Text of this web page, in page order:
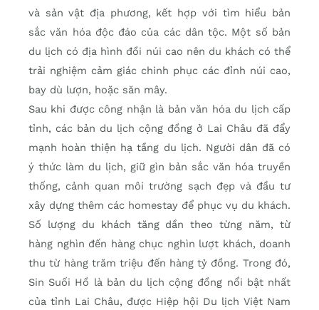
và sản vật địa phương, kết hợp với tìm hiểu bản
sắc văn hóa độc đáo của các dân tộc. Một số bản
du lịch có địa hình đồi núi cao nên du khách có thể
trải nghiệm cảm giác chinh phục các đỉnh núi cao,
bay dù lượn, hoặc săn mây.
Sau khi được công nhận là bản văn hóa du lịch cấp
tỉnh, các bản du lịch cộng đồng ở Lai Châu đã đẩy
mạnh hoàn thiện hạ tầng du lịch. Người dân đã có
ý thức làm du lịch, giữ gìn bản sắc văn hóa truyền
thống, cảnh quan môi trường sạch đẹp và đầu tư
xây dựng thêm các homestay để phục vụ du khách.
Số lượng du khách tăng dần theo từng năm, từ
hàng nghìn đến hàng chục nghìn lượt khách, doanh
thu từ hàng trăm triệu đến hàng tỷ đồng. Trong đó,
Sin Suối Hồ là bản du lịch cộng đồng nổi bật nhất
của tỉnh Lai Châu, được Hiệp hội Du lịch Việt Nam